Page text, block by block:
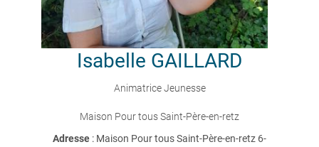
Isabelle GAILLARD
Animatrice Jeunesse
Maison Pour tous Saint-Père-en-retz
Adresse : Maison Pour tous Saint-Père-en-retz 6-